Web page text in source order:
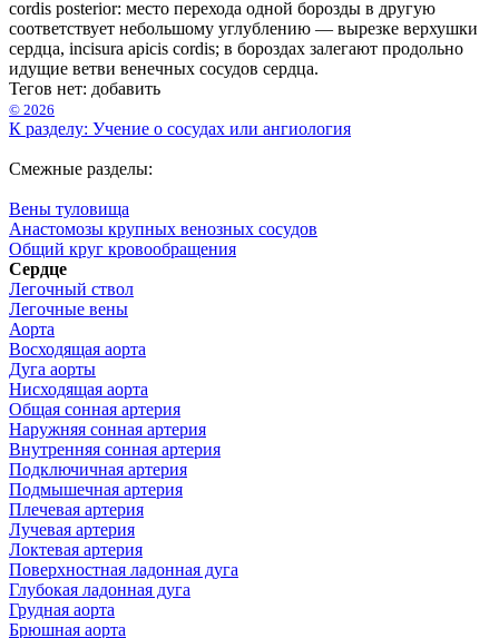
cordis posterior: место перехода одной борозды в другую
соответствует небольшому углублению — вырезке верхушки
сердца, incisura apicis cordis; в бороздах залегают продольно
идущие ветви венечных сосудов сердца.
Тегов нет: добавить
© 2026
К разделу: Учение о сосудах или ангиология
Смежные разделы:
Вены туловища
Анастомозы крупных венозных сосудов
Общий круг кровообращения
Сердце
Легочный ствол
Легочные вены
Аорта
Восходящая аорта
Дуга аорты
Нисходящая аорта
Общая сонная артерия
Наружняя сонная артерия
Внутренняя сонная артерия
Подключичная артерия
Подмышечная артерия
Плечевая артерия
Лучевая артерия
Локтевая артерия
Поверхностная ладонная дуга
Глубокая ладонная дуга
Грудная аорта
Брюшная аорта